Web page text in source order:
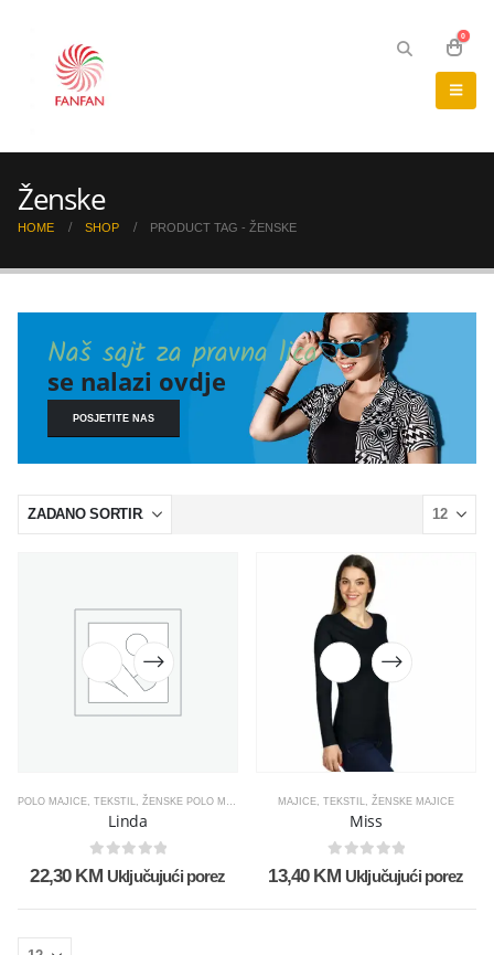
0
Ženske
HOME SHOP PRODUCT TAG - ŽENSKE
Naš sajt za pravna lica
se nalazi ovdje
POSJETITE NAS
POLO MAJICE TEKSTIL ŽENSKE POLO MAJICE
Linda
0 out of 5
22,30 KM Uključujući porez
MAJICE TEKSTIL ŽENSKE MAJICE
Miss
0 out of 5
13,40 KM Uključujući porez